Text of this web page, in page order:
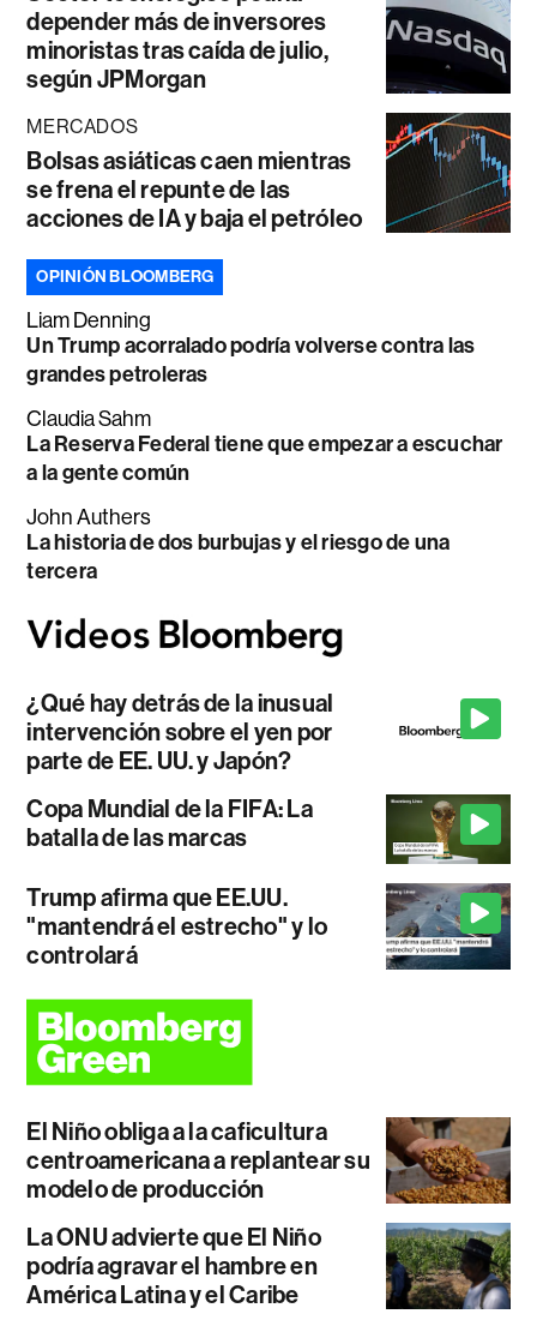
depender más de inversores
minoristas tras caída de julio,
según JPMorgan
MERCADOS
Bolsas asiáticas caen mientras
se frena el repunte de las
acciones de IA y baja el petróleo
OPINIÓN BLOOMBERG
Liam Denning
Un Trump acorralado podría volverse contra las
grandes petroleras
Claudia Sahm
La Reserva Federal tiene que empezar a escuchar
a la gente común
John Authers
La historia de dos burbujas y el riesgo de una
tercera
¿Qué hay detrás de la inusual
intervención sobre el yen por
parte de EE. UU. y Japón?
Copa Mundial de la FIFA: La
batalla de las marcas
Trump afirma que EE.UU.
"mantendrá el estrecho" y lo
controlará
El Niño obliga a la caficultura
centroamericana a replantear su
modelo de producción
La ONU advierte que El Niño
podría agravar el hambre en
América Latina y el Caribe